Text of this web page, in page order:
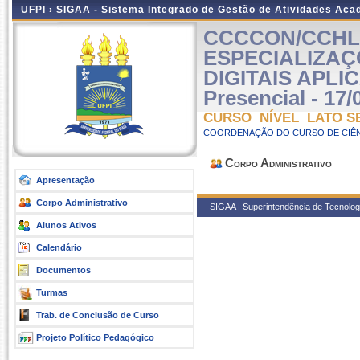
UFPI › SIGAA - Sistema Integrado de Gestão de Atividades
Apresentação
Corpo Administrativo
Alunos Ativos
Calendário
Documentos
Turmas
Trab. de Conclusão de Curso
Projeto Político Pedagógico
CCCCON/
DIGITAIS
Presencial - 17/
CURSO NÍVEL LATO
COORDENAÇÃO DO CURSO DE
Corpo Administrativo
SIGAA | Superintendência de